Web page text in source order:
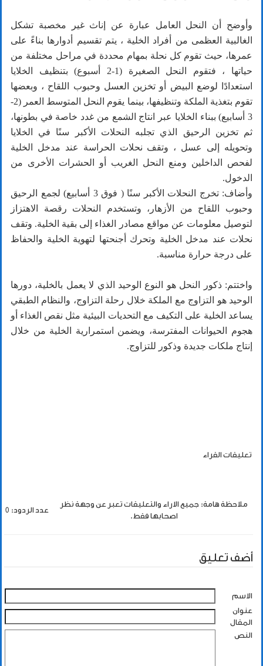
وأوضح أن النحل العامل عبارة عن إناث غير مخصبة تشكل
الغالبية العظمى من أفراد الخلية ، يتم تقسيم أدوارها بناءً على
عمرها، حيث تقوم كل نحلة بمهام محددة في مراحل مختلفة من
حياتها ، فتقوم النحل الصغيرة (1-2 أسبوع) بتنظيف الخلايا
استعدادًا لوضع البيض أو تخزين العسل وحبوب اللقاح ، وبعضها
تقوم بتغذية الملكة وتنظيفها، بينما يقوم النحل المتوسط العمر (2-
3 أسابيع) ببناء الخلايا عبر انتاج الشمع من غدد خاصة في بطونها،
ثم تخزين الرحيق الذي تجلبه النحلات الأكبر سنًا في الخلايا
وتحويله إلى عسل ، وتقف نحلات الحراسة عند مدخل الخلية
لفحص الداخلين ومنع النحل الغريب أو الحشرات الأخرى من
الدخول.
وأضاف: تخرج النحلات الأكبر سنًا ( فوق 3 أسابيع) لجمع الرحيق
وحبوب اللقاح من الأزهار، وتستخدم النحلات رقصة الاهتزاز
لتوصيل معلومات عن مواقع مصادر الغذاء إلى بقية الخلية. وتقف
نحلات عند مدخل الخلية وتحرك أجنحتها لتهوية الخلية والحفاظ
على درجة حرارة مناسبة.
واختتم: ذكور النحل هو النوع الوحيد الذي لا يعمل بالخلية، دورها
الوحيد هو التزاوج مع الملكة خلال رحلة التزاوج، والنظام الطبقي
يساعد الخلية على التكيف مع التحديات البيئية مثل نقص الغذاء أو
هجوم الحيوانات المفترسة، ويضمن استمرارية الخلية من خلال
إنتاج ملكات جديدة وذكور للتزاوج.
تعليقات القراء
ملاحظة هامة: جميع الاراء والتعليقات تعبر عن وجهة نظر
اصحابها فقط.
عدد الردود: 0
أضف تعليق
الاسم
عنوان
المقال
النص